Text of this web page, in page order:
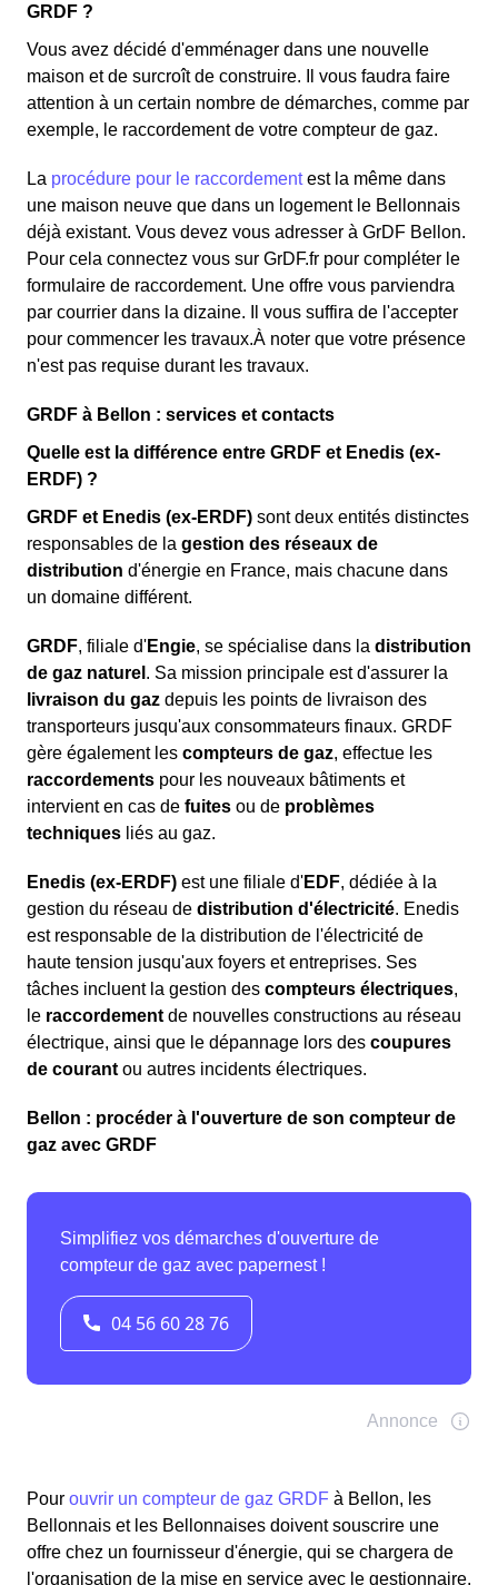
GRDF ?
Vous avez décidé d'emménager dans une nouvelle
maison et de surcroît de construire. Il vous faudra faire
attention à un certain nombre de démarches, comme par
exemple, le raccordement de votre compteur de gaz.
La procédure pour le raccordementest la même dans
une maison neuve que dans un logement le Bellonnais
déjà existant. Vous devez vous adresser à GrDF Bellon.
Pour cela connectez vous sur GrDF.fr pour compléter le
formulaire de raccordement. Une offre vous parviendra
par courrier dans la dizaine. Il vous suffira de l'accepter
pour commencer les travaux.À noter que votre présence
n'est pas requise durant les travaux.
GRDF à Bellon : services et contacts
Quelle est la différence entre GRDF et Enedis (ex-
ERDF) ?
GRDF et Enedis (ex-ERDF) sont deux entités distinctes
responsables de la gestion des réseaux de
distribution d'énergie en France, mais chacune dans
un domaine différent.
GRDF, filiale d'Engie, se spécialise dans la distribution
de gaz naturel . Sa mission principale est d'assurer la
livraison du gaz depuis les points de livraison des
transporteurs jusqu'aux consommateurs finaux. GRDF
gère également les compteurs de gaz, effectue les
raccordements pour les nouveaux bâtiments et
intervient en cas de fuites ou de problèmes
techniques liés au gaz.
Enedis (ex-ERDF) est une filiale d'EDF, dédiée à la
gestion du réseau de distribution d'électricité. Enedis
est responsable de la distribution de l'électricité de
haute tension jusqu'aux foyers et entreprises. Ses
tâches incluent la gestion des compteurs électriques,
le raccordement de nouvelles constructions au réseau
électrique, ainsi que le dépannage lors des coupures
de courant ou autres incidents électriques.
Bellon : procéder à l'ouverture de son compteur de
gaz avec GRDF
Pour ouvrir un compteur de gaz GRDF à Bellon, les
Bellonnais et les Bellonnaises doivent souscrire une
offre chez un fournisseur d'énergie, qui se chargera de
l'organisation de la mise en service avec le gestionnaire.